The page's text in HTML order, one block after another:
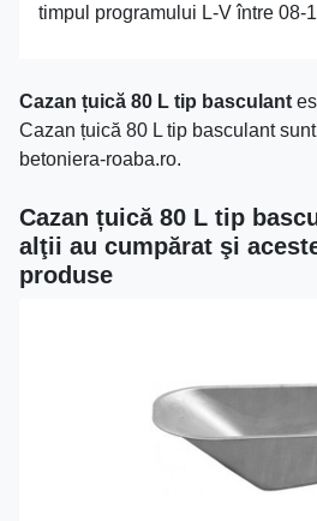
timpul programului L-V între 08-
Cazan țuică 80 L tip basculant
Cazan țuică 80 L tip basculant
betoniera-roaba.ro.
Cazan țuică 80 L tip
alţii au cumpărat şi
produse